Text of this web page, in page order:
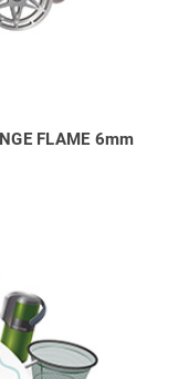
FLAME 6mm